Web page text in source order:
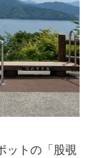
ットの「股覗